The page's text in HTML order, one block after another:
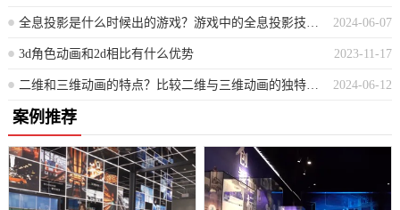
2024-06-07
全息投影是什么时候出的游戏？游戏中的全息投影技术首次应用是在何时？
2023-11-17
3d角色动画和2d相比有什么优势
2024-06-12
二维和三维动画的特点？比较二维与三维动画的独特特性
案例推荐